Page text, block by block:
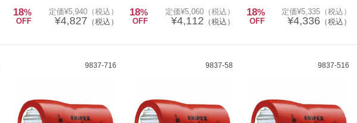
18%
OFF
定価¥5,940（税込）
¥4,827 （税込）
18%
OFF
定価¥5,060（税込）
¥4,112 （税込）
18%
OFF
定価¥5,335（税込）
¥4,336 （税込）
9837-716 9837-58 9837-516